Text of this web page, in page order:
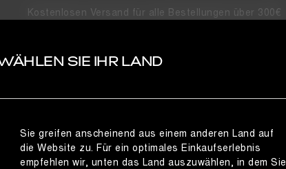
Kostenlosen Versand für alle Bestellungen über 300€
SIE IHR LAND
Sie greifen anscheinend aus einem anderen Land auf
die Website zu. Für ein optimales Einkaufserlebnis
empfehlen wir, unten das Land auszuwählen, in dem Sie